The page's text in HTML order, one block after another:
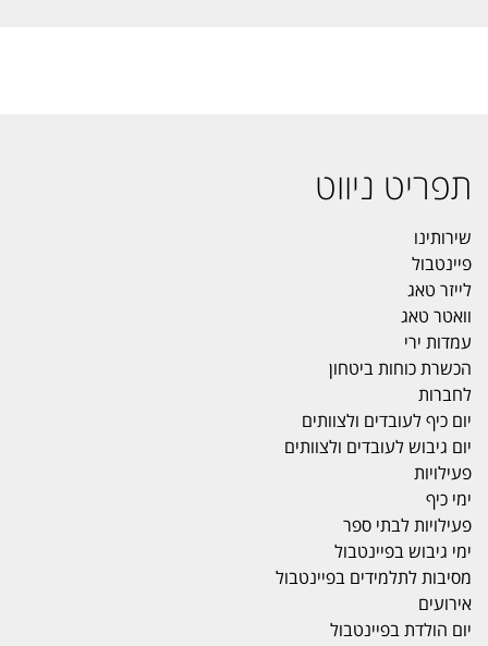
תפריט ניווט
שירותינו
פיינטבול
לייזר טאג
וואטר טאג
עמדות ירי
הכשרת כוחות ביטחון
לחברות
יום כיף לעובדים ולצוותים
יום גיבוש לעובדים ולצוותים
פעילויות
ימי כיף
פעילויות לבתי ספר
ימי גיבוש בפיינטבול
מסיבות לתלמידים בפיינטבול
אירועים
יום הולדת בפיינטבול